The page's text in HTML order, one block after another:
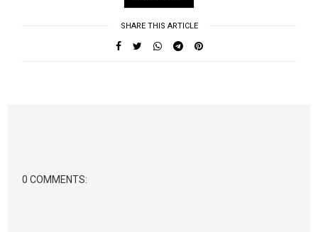
SHARE THIS ARTICLE
0 COMMENTS: